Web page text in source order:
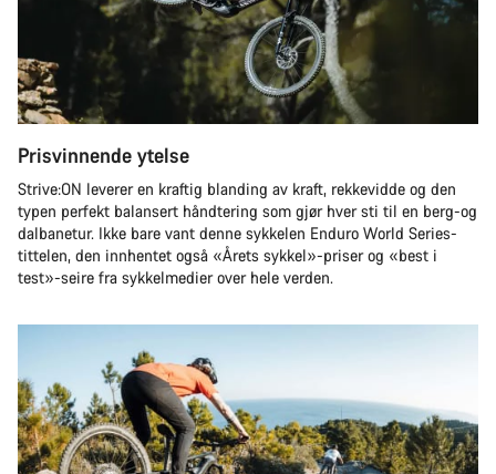
Prisvinnende ytelse
Strive:ON leverer en kraftig blanding av kraft, rekkevidde og den
typen perfekt balansert håndtering som gjør hver sti til en berg-og
dalbanetur. Ikke bare vant denne sykkelen Enduro World Series-
tittelen, den innhentet også «Årets sykkel»-priser og «best i
test»-seire fra sykkelmedier over hele verden.